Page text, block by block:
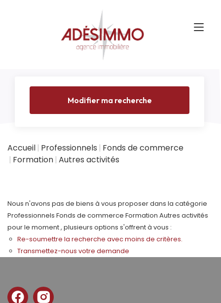
Modifier ma recherche
Accueil Professionnels Fonds de commerce
Formation Autres activités
Nous n'avons pas de biens à vous proposer dans la catégorie
Professionnels Fonds de commerce Formation Autres activités
pour le moment , plusieurs options s'offrent à vous :
Re-soumettre la recherche avec moins de critères.
Transmettez-nous votre demande